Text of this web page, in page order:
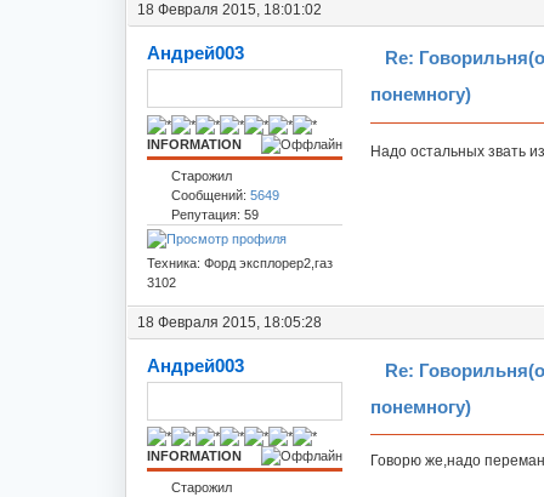
18 Февраля 2015, 18:01:02
Андрей003
INFORMATION
Старожил
Сообщений: 5649
Репутация: 59
Техника: Форд эксплорер2,газ
3102
Re:
понемногу)
Надо остальных звать
18 Февраля 2015, 18:05:28
Андрей003
INFORMATION
Старожил
Re:
понемногу)
Говорю же,надо